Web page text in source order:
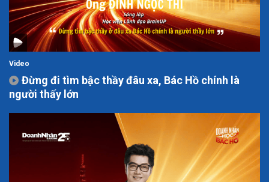
Video
Đừng đi tìm bậc thầy đâu xa, Bác Hồ chính là
người thấy lớn